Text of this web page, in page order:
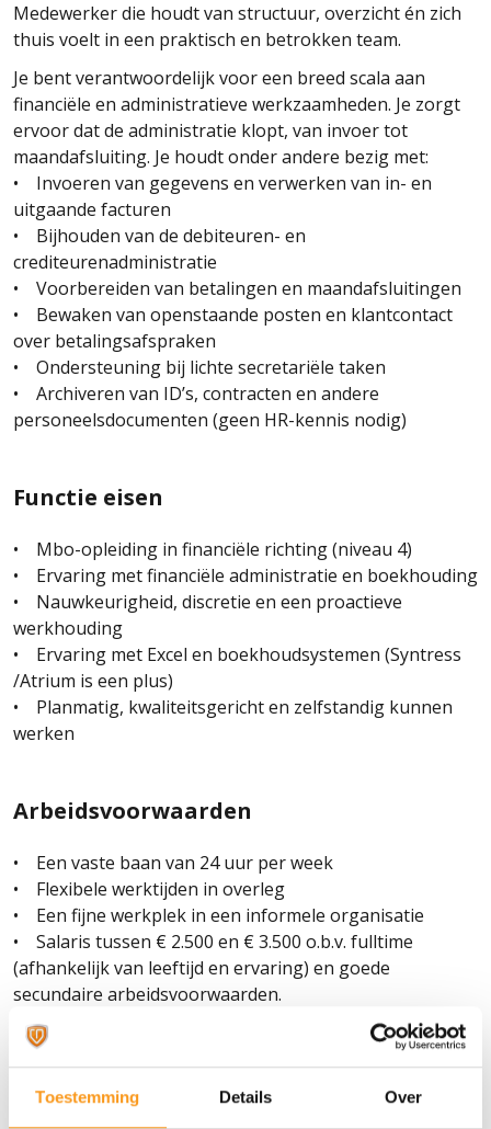
Toestemming Details Over
Medewerker die houdt van structuur, overzicht én zich
thuis voelt in een praktisch en betrokken team.
Je bent verantwoordelijk voor een breed scala aan
financiële en administratieve werkzaamheden. Je zorgt
ervoor dat de administratie klopt, van invoer tot
maandafsluiting. Je houdt onder andere bezig met:
• Invoeren van gegevens en verwerken van in- en
uitgaande facturen
• Bijhouden van de debiteuren- en
crediteurenadministratie
• Voorbereiden van betalingen en maandafsluitingen
• Bewaken van openstaande posten en klantcontact
over betalingsafspraken
• Ondersteuning bij lichte secretariële taken
• Archiveren van ID’s, contracten en andere
personeelsdocumenten (geen HR-kennis nodig)
Functie eisen
• Mbo-opleiding in financiële richting (niveau 4)
• Ervaring met financiële administratie en boekhouding
• Nauwkeurigheid, discretie en een proactieve
werkhouding
• Ervaring met Excel en boekhoudsystemen (Syntress
/Atrium is een plus)
• Planmatig, kwaliteitsgericht en zelfstandig kunnen
werken
Arbeidsvoorwaarden
• Een vaste baan van 24 uur per week
• Flexibele werktijden in overleg
• Een fijne werkplek in een informele organisatie
• Salaris tussen € 2.500 en € 3.500 o.b.v. fulltime
(afhankelijk van leeftijd en ervaring) en goede
secundaire arbeidsvoorwaarden.
De werving en selectie wordt verzorgd door The
AdminPeople. Reageer je direct bij ITL? Geen probleem –
jouw sollicitatie komt alsnog bij ons terecht. Ook